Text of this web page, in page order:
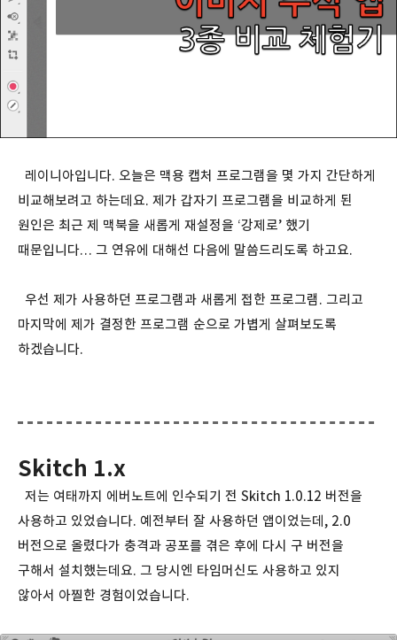
레이니아입니다. 오늘은 맥용 캡처 프로그램을 몇 가지 간단하게
비교해보려고 하는데요. 제가 갑자기 프로그램을 비교하게 된
원인은 최근 제 맥북을 새롭게 재설정을 ‘강제로’ 했기
때문입니다… 그 연유에 대해선 다음에 말씀드리도록 하고요.
우선 제가 사용하던 프로그램과 새롭게 접한 프로그램. 그리고
마지막에 제가 결정한 프로그램 순으로 가볍게 살펴보도록
하겠습니다.
Skitch 1.x
저는 여태까지 에버노트에 인수되기 전 Skitch 1.0.12 버전을
사용하고 있었습니다. 예전부터 잘 사용하던 앱이었는데, 2.0
버전으로 올렸다가 충격과 공포를 겪은 후에 다시 구 버전을
구해서 설치했는데요. 그 당시엔 타임머신도 사용하고 있지
않아서 아찔한 경험이었습니다.